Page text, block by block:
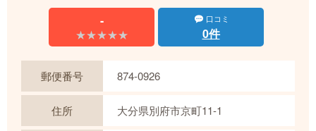
-
★★★★★
★★★★★
口コミ
0件
郵便番号 874-0926
住所 大分県別府市京町11-1